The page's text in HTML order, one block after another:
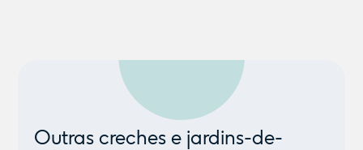
Outras creches e jardins-de-